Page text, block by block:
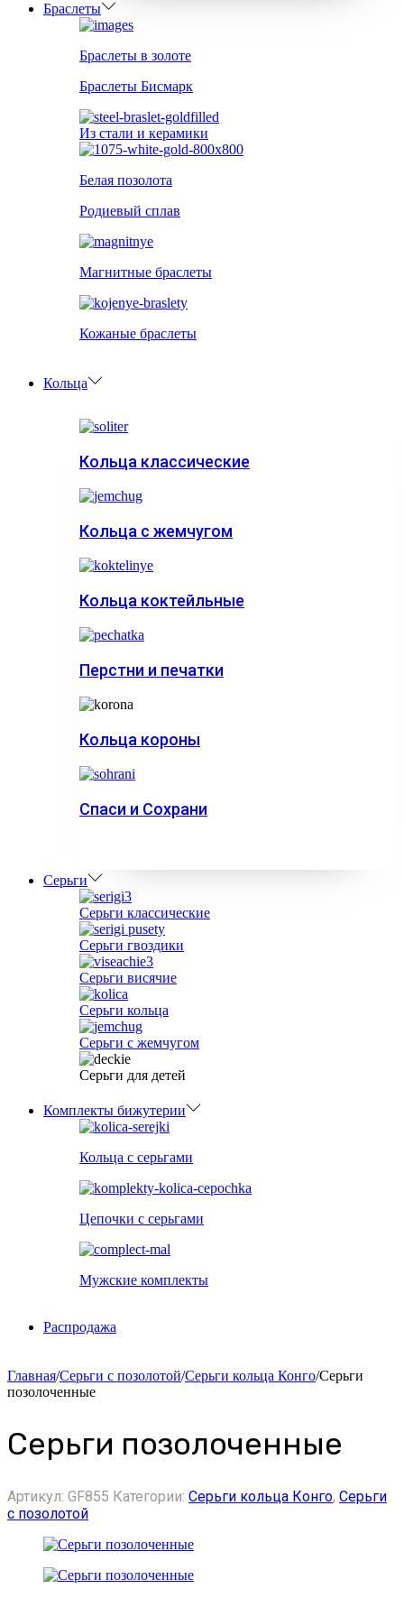
Браслеты
Браслеты в золоте
Браслеты Бисмарк
Из стали и керамики
Белая позолота
Родиевый сплав
Магнитные браслеты
Кожаные браслеты
Кольца
Кольца классические
Кольца с жемчугом
Кольца коктейльные
Перстни и печатки
Кольца короны
Спаси и Сохрани
Серьги
Серьги классические
Серьги гвоздики
Серьги висячие
Серьги кольца
Серьги с жемчугом
Серьги для детей
Комплекты бижутерии
Кольца с серьгами
Цепочки с серьгами
Мужские комплекты
Распродажа
Главная/Серьги с позолотой/Серьги кольца Конго/Серьги
позолоченные
Серьги позолоченные
Артикул: GF855 Категории: Серьги кольца Конго, Серьги
с позолотой